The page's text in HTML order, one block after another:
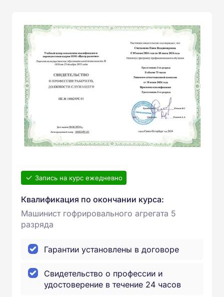
Запись на курс ежедневно
Квалификация по окончании курса:
Машинист гофрировального агрегата 5
разряда
Гарантии установлены в договоре
Свидетельство о профессии и
удостоверение в течение 24 часов